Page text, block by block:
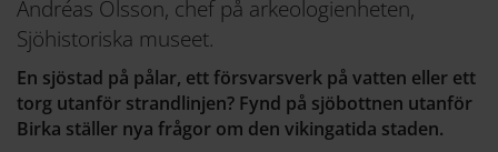
Andréas Olsson, chef på arkeologienheten,
Sjöhistoriska museet.
En sjöstad på pålar, ett försvarsverk på vatten eller ett
torg utanför strandlinjen? Fynd på sjöbottnen utanför
Birka ställer nya frågor om den vikingatida staden.